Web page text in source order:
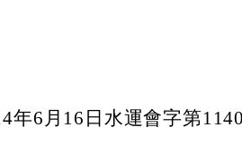
年6月16日水運會字第